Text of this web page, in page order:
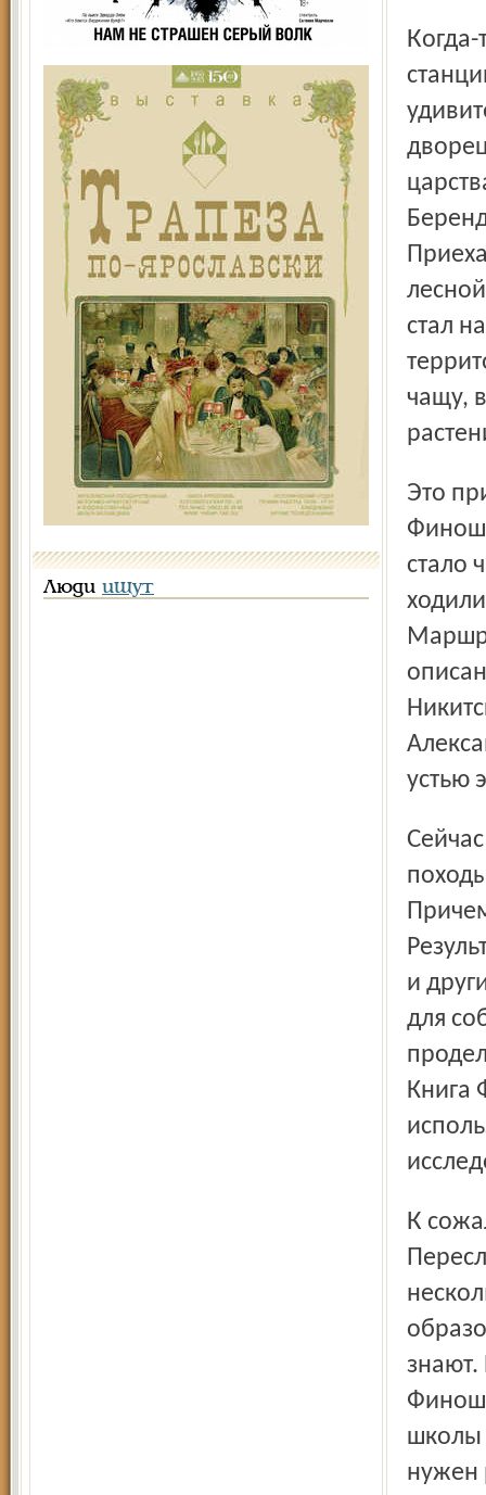
Люди ищут
Когда-то, впервые услышав название железнодорожной
стал
чащу,
Это пришвинское восприятие земли поразило Ангелину
стало
устью
Сейчас очень модно говорить о проектах. А вот эти
и
для
Книга
К сожалению, ее труд почти неизвестен за пределами
знают.
школы
нужен